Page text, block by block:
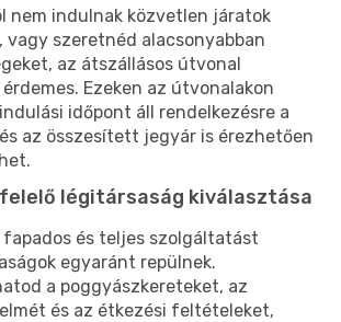
nem indulnak közvetlen járatok
vagy szeretnéd alacsonyabban
az átszállásos útvonal
Ezeken az útvonalakon
időpont áll rendelkezésre a
az összesített jegyár is érezhetően
légitársaság kiválasztása
és teljes szolgáltatást
egyaránt repülnek.
a poggyászkereteket, az
és az étkezési feltételeket,